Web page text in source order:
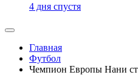
4 дня спустя
Главная
Футбол
Чемпион Европы Нани